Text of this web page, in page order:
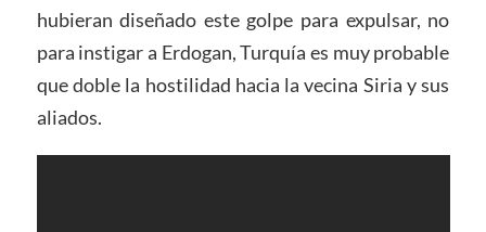
hubieran diseñado este golpe para expulsar, no
para instigar a Erdogan, Turquía es muy probable
que doble la hostilidad hacia la vecina Siria y sus
aliados.